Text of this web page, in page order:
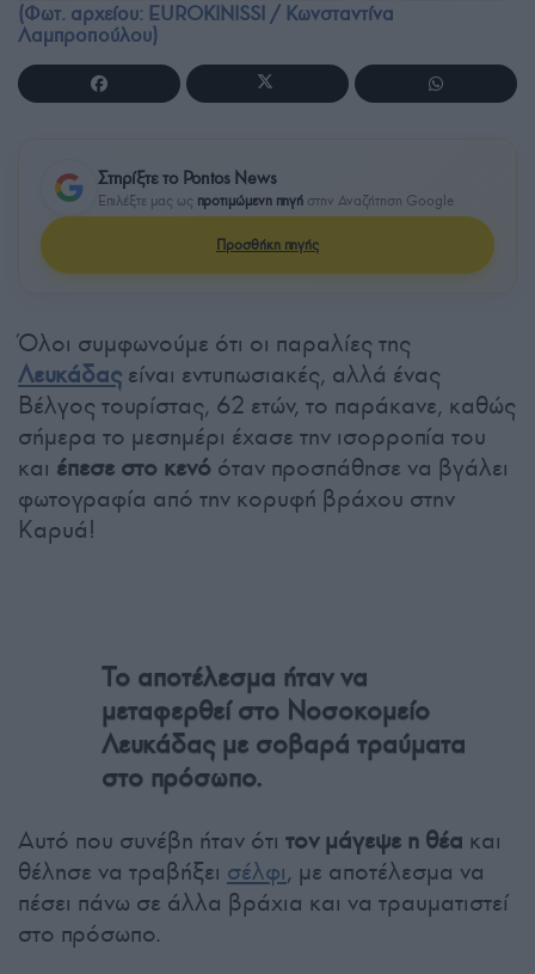
(Φωτ. αρχείου: EUROKINISSI / Κωνσταντίνα
Λαμπροπούλου)
Στηρίξτε το Pontos News
Επιλέξτε μας ως προτιμώμενη πηγή στην Αναζήτηση Google
Προσθήκη πηγής
Όλοι συμφωνούμε ότι οι παραλίες της
Λευκάδας είναι εντυπωσιακές, αλλά ένας
Βέλγος τουρίστας, 62 ετών, το παράκανε, καθώς
σήμερα το μεσημέρι έχασε την ισορροπία του
και έπεσε στο κενό όταν προσπάθησε να βγάλει
φωτογραφία από την κορυφή βράχου στην
Καρυά!
Το αποτέλεσμα ήταν να
μεταφερθεί στο Νοσοκομείο
Λευκάδας με σοβαρά τραύματα
στο πρόσωπο.
Αυτό που συνέβη ήταν ότι τον μάγεψε η θέα και
θέλησε να τραβήξει σέλφι, με αποτέλεσμα να
πέσει πάνω σε άλλα βράχια και να τραυματιστεί
στο πρόσωπο.